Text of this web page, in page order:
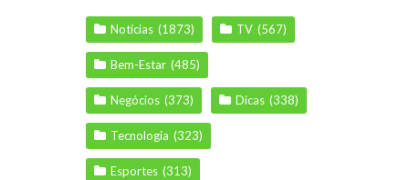
Notícias (1873) TV (567)
Bem-Estar (485)
Negócios (373) Dicas (338)
Tecnologia (323)
Esportes (313)